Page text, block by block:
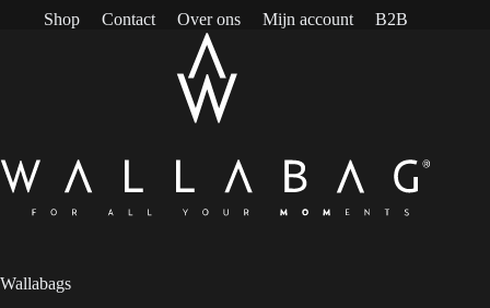
Shop Contact Over ons Mijn account B2B
Wallabags